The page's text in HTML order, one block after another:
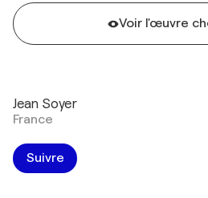
Voir l'œuvre
Jean Soyer
France
Suivre